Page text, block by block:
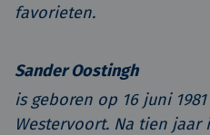
favorieten.
Sander Oostingh
is geboren op 16 juni
Westervoort. Na tien jaar